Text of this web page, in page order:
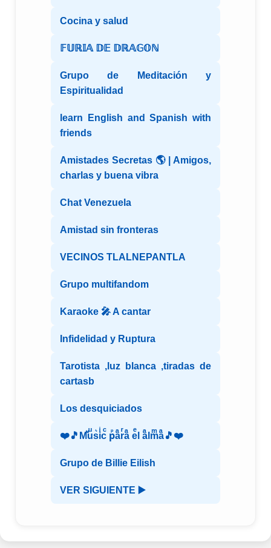
Cocina y salud
𝔽𝕌ℝ𝕀𝔸 𝔻𝔼 𝔻ℝ𝔸𝔾𝕆ℕ
Grupo de Meditación y
Espiritualidad
learn English and Spanish with
friends
Amistades Secretas 🌎 | Amigos,
charlas y buena vibra
Chat Venezuela
Amistad sin fronteras
VECINOS TLALNEPANTLA
Grupo multifandom
Karaoke 🎤 A cantar
Infidelidad y Ruptura
Tarotista ,luz blanca ,tiradas de
cartasb
Los desquiciados
❤️🎵Mⷨuͧs͛iͥcͨ рⷬaͣrͬaͣ eͤl aͣlmͫaͣ🎵❤️
Grupo de Billie Eilish
VER SIGUIENTE ▶️